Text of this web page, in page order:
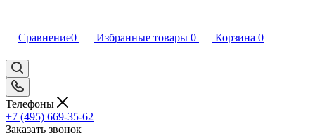
Сравнение0 Избранные товары 0 Корзина 0
Телефоны
+7 (495) 669-35-62
Заказать звонок